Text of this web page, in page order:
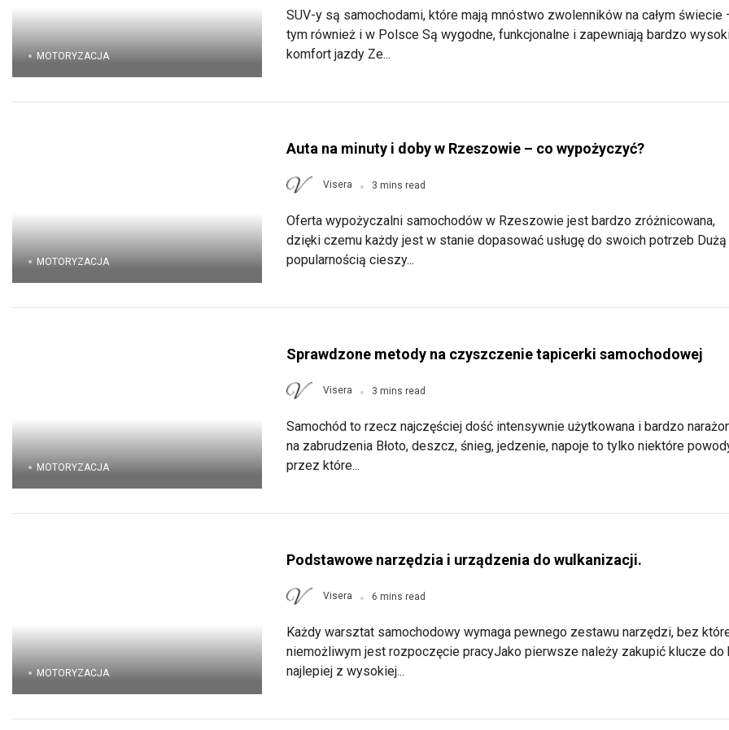
MOTORYZACJA
SUV-y są samochodami, które mają mnóstwo zwolenników na całym świecie
tym również i w Polsce Są wygodne, funkcjonalne i zapewniają bardzo
komfort jazdy Ze...
MOTORYZACJA
Auta na minuty i doby w Rzeszowie – co wypożyczyć?
Visera 3 mins read
Oferta wypożyczalni samochodów w Rzeszowie jest bardzo zróżnicowana,
dzięki czemu każdy jest w stanie dopasować usługę do swoich potrzeb Dużą
popularnością cieszy...
MOTORYZACJA
Sprawdzone metody na czyszczenie tapicerki samochodowej
Visera 3 mins read
Samochód to rzecz najczęściej dość intensywnie użytkowana i bardzo
na zabrudzenia Błoto, deszcz, śnieg, jedzenie, napoje to tylko niektóre
przez które...
MOTORYZACJA
Podstawowe narzędzia i urządzenia do wulkanizacji.
Visera 6 mins read
Każdy warsztat samochodowy wymaga pewnego zestawu narzędzi, bez
niemożliwym jest rozpoczęcie pracyJako pierwsze należy zakupić klucze do
najlepiej z wysokiej...